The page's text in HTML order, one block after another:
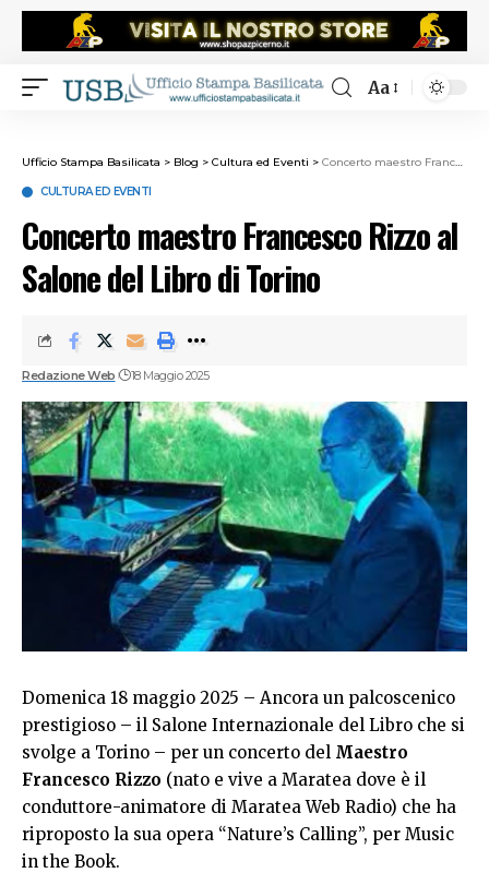
Aa
Ufficio Stampa Basilicata > Blog > Cultura ed Eventi > Concerto maestro Francesco Rizzo al Salone del Libro di Torino
CULTURA ED EVENTI
Concerto maestro Francesco Rizzo al
Salone del Libro di Torino
Redazione Web 18 Maggio 2025
Domenica 18 maggio 2025 – Ancora un palcoscenico
prestigioso – il Salone Internazionale del Libro che si
svolge a Torino – per un concerto del Maestro
Francesco Rizzo (nato e vive a Maratea dove è il
conduttore-animatore di Maratea Web Radio) che ha
riproposto la sua opera “Nature’s Calling”, per Music
in the Book.